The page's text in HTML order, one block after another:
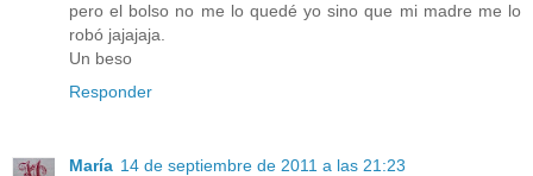
pero el bolso no me lo quedé yo sino que mi madre me lo
robó jajajaja.
Un beso
Responder
María 14 de septiembre de 2011 a las 21:23